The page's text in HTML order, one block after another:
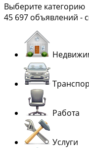
Выберите категорию
45 697 объявлений -
Работа
Услуги